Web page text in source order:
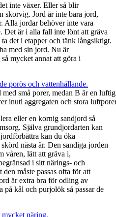
inte växer. Eller så blir
skorvig. Jord är inte bara jord,
Alla jordar behöver inte vara
Det är i alla fall inte lönt att gräva
det i etapper och tänk långsiktigt.
med sin jord. Nu är
mycket annat att göra i
små porer, medan B är en
inuti aggregaten och stora
eller en kornig sandjord så
Själva grundjordarten kan
kan du öka
nästa år. Den sandiga jorden
våren, lätt att gräva i,
i sitt närings- och
måste passas ofta för att
är extra bra för odling av
på kål och purjolök så passar de